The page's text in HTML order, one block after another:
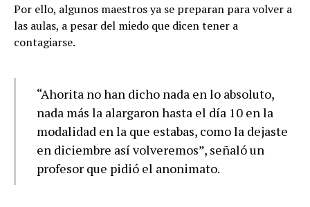
Por ello, algunos maestros ya se preparan para volver a
las aulas, a pesar del miedo que dicen tener a
contagiarse.
“Ahorita no han dicho nada en lo absoluto,
nada más la alargaron hasta el día 10 en la
modalidad en la que estabas, como la dejaste
en diciembre así volveremos”, señaló un
profesor que pidió el anonimato.